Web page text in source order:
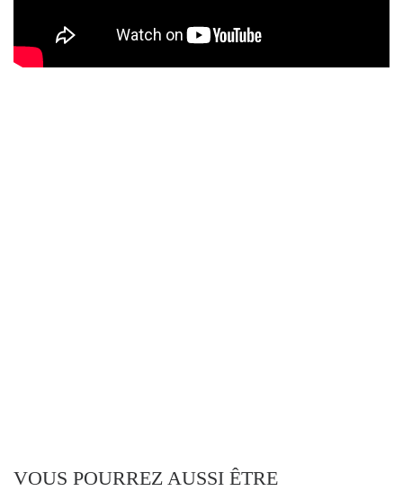
VOUS POURREZ AUSSI ÊTRE